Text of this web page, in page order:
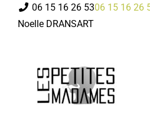
06 15 16 26 5306 15 16 26
Noelle DRANSART